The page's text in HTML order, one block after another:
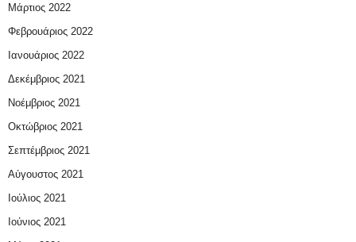
Μάρτιος 2022
Φεβρουάριος 2022
Ιανουάριος 2022
Δεκέμβριος 2021
Νοέμβριος 2021
Οκτώβριος 2021
Σεπτέμβριος 2021
Αύγουστος 2021
Ιούλιος 2021
Ιούνιος 2021